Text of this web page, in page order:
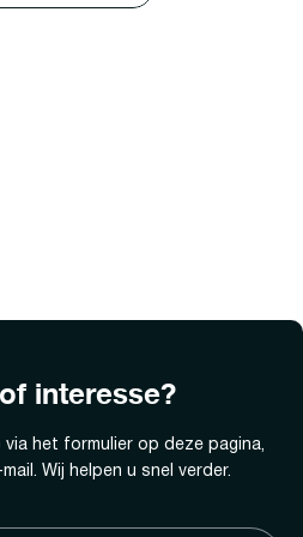
interesse?
het formulier op deze pagina,
Wij helpen u snel verder.